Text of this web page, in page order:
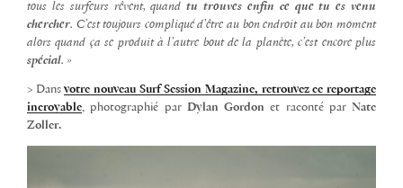
tous les surfeurs rêvent, quand tu trouves enfin ce que tu es venu
chercher. C’est toujours compliqué d’être au bon endroit au bon moment
alors quand ça se produit à l’autre bout de la planète, c’est encore plus
spécial. »
> Dansvotre nouveau Surf Session Magazine, retrouvez ce reportage
incroyable, photographié par Dylan Gordon et raconté par Nate
Zoller.